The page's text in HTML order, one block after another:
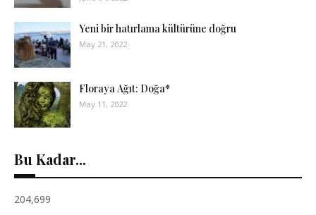
Yeni bir hatırlama kültürüne doğru
May 21, 2022
Floraya Ağıt: Doğa*
May 11, 2022
Bu Kadar...
204,699